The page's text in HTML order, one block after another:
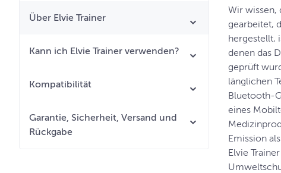
Über Elvie Trainer
Kann ich Elvie Trainer verwenden?
Kompatibilität
Garantie, Sicherheit, Versand und
Rückgabe
Wir wissen,
gearbeitet,
hergestellt,
denen das
geprüft
länglichen
Bluetooth-
eines
Emission
Elvie